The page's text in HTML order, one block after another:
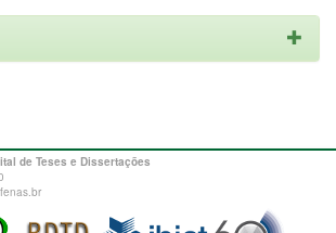
de Teses e Dissertações